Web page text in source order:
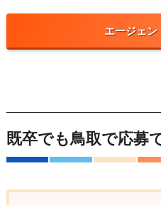
エージェン
既卒でも鳥取で応募